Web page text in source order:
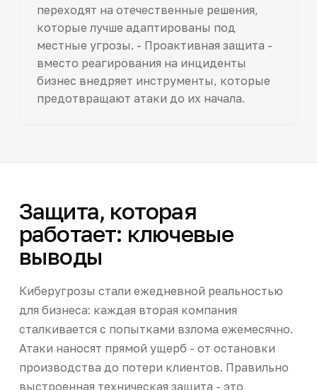
переходят на отечественные решения,
которые лучше адаптированы под
местные угрозы. - Проактивная защита -
вместо реагирования на инциденты
бизнес внедряет инструменты, которые
предотвращают атаки до их начала.
Защита, которая
работает: ключевые
выводы
Киберугрозы стали ежедневной реальностью
для бизнеса: каждая вторая компания
сталкивается с попытками взлома ежемесячно.
Атаки наносят прямой ущерб - от остановки
производства до потери клиентов. Правильно
выстроенная техническая защита - это